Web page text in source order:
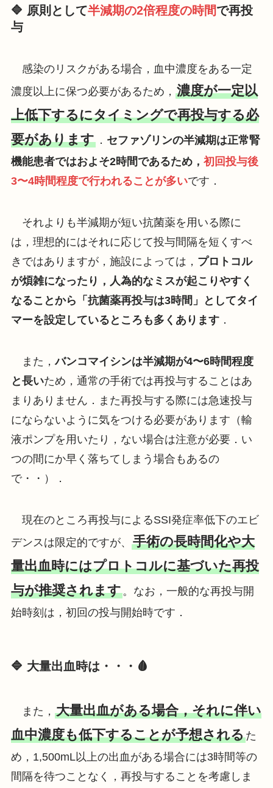
🔷 原則として半減期の2倍程度の時間で再投
与
感染のリスクがある場合，血中濃度をある一定
濃度以上に保つ必要があるため， 濃度が一定以
上低下するにタイミングで再投与する必
要があります． セファゾリンの半減期は正常腎
機能患者ではおよそ2時間であるため， 初回投与後
3〜4時間程度で行われることが多いです．
それよりも半減期が短い抗菌薬を用いる際に
は，理想的にはそれに応じて投与間隔を短くすべ
きではありますが，施設によっては， プロトコル
が煩雑になったり，人為的なミスが起こりやすく
なることから「抗菌薬再投与は3時間」としてタイ
マーを設定しているところも多くあります．
また，バンコマイシンは半減期が4〜6時間程度
と長いため，通常の手術では再投与することはあ
まりありません．また再投与する際には急速投与
にならないように気をつける必要があります（輸
液ポンプを用いたり，ない場合は注意が必要．い
つの間にか早く落ちてしまう場合もあるの
で・・）．
現在のところ再投与によるSSI発症率低下のエビ
デンスは限定的ですが、 手術の長時間化や大
量出血時にはプロトコルに基づいた再投
与が推奨されます。なお，一般的な再投与開
始時刻は，初回の投与開始時です．
🔷 大量出血時は・・・🩸
また， 大量出血がある場合，それに伴い
血中濃度も低下することが予想されるた
め，1,500mL以上の出血がある場合には3時間等の
間隔を待つことなく，再投与することを考慮しま